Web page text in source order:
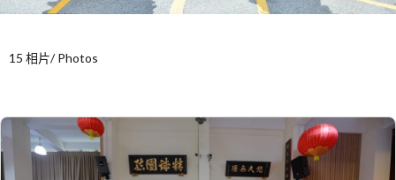
15 相片/ Photos